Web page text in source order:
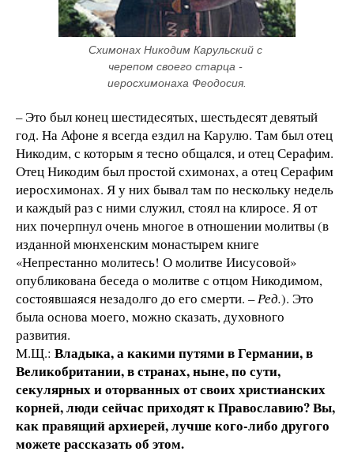
Схимонах Никодим Карульский с
черепом своего старца -
иеросхимонаха Феодосия.
– Это был конец шестидесятых, шестьдесят девятый
год. На Афоне я всегда ездил на Карулю. Там был отец
Никодим, с которым я тесно общался, и отец Серафим.
Отец Никодим был простой схимонах, а отец Серафим
иеросхимонах. Я у них бывал там по нескольку недель
и каждый раз с ними служил, стоял на клиросе. Я от
них почерпнул очень многое в отношении молитвы (в
изданной мюнхенским монастырем книге
«Непрестанно молитесь! О молитве Иисусовой»
опубликована беседа о молитве с отцом Никодимом,
состоявшаяся незадолго до его смерти. – Ред.). Это
была основа моего, можно сказать, духовного
развития.
М.Щ.: Владыка, а какими путями в Германии, в
Великобритании, в странах, ныне, по сути,
секулярных и оторванных от своих христианских
корней, люди сейчас приходят к Православию? Вы,
как правящий архиерей, лучше кого-либо другого
можете рассказать об этом.